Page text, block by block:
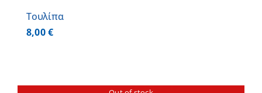
Τουλίπα
8,00€